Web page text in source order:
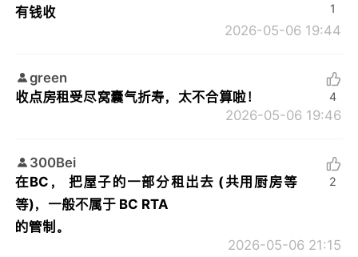
有钱收
2026-05-06 19:44
1
green
收点房租受尽窝囊气折寿，太不合算啦！
2026-05-06 19:46
4
300Bei
在BC， 把屋子的一部分租出去 (共用厨房等
等)，一般不属于 BC RTA
的管制。
2026-05-06 21:15
2